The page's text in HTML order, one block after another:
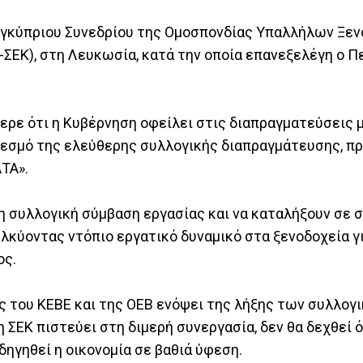
Συνεδρίου της Ομοσπονδίας Υπαλλήλων
στη Λευκωσία, κατά την οποία επανεξελέγη ο
ότι η Κυβέρνηση οφείλει στις διαπραγματεύσεις
της ελεύθερης συλλογικής διαπραγμάτευσης,
σύμβαση εργασίας και να καταλήξουν σε
ντόπιο εργατικό δυναμικό στα ξενοδοχεία
ΚΕΒΕ και της ΟΕΒ ενόψει της λήξης των
πιστεύει στη διμερή συνεργασία, δεν θα δεχθεί
η οικονομία σε βαθιά ύφεση.